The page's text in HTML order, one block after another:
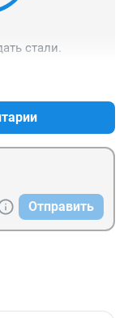
стали.
Отправить